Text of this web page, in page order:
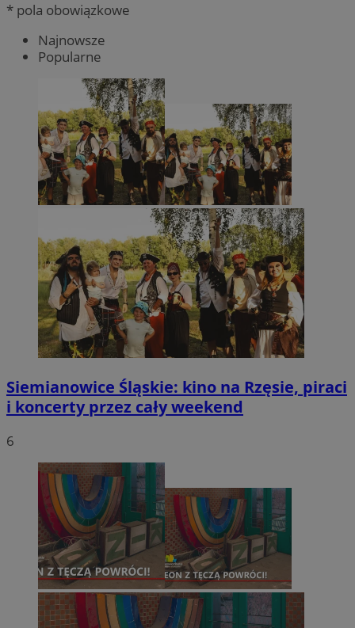
* pola obowiązkowe
Najnowsze
Popularne
Siemianowice Śląskie: kino na Rzęsie, piraci
i koncerty przez cały weekend
6